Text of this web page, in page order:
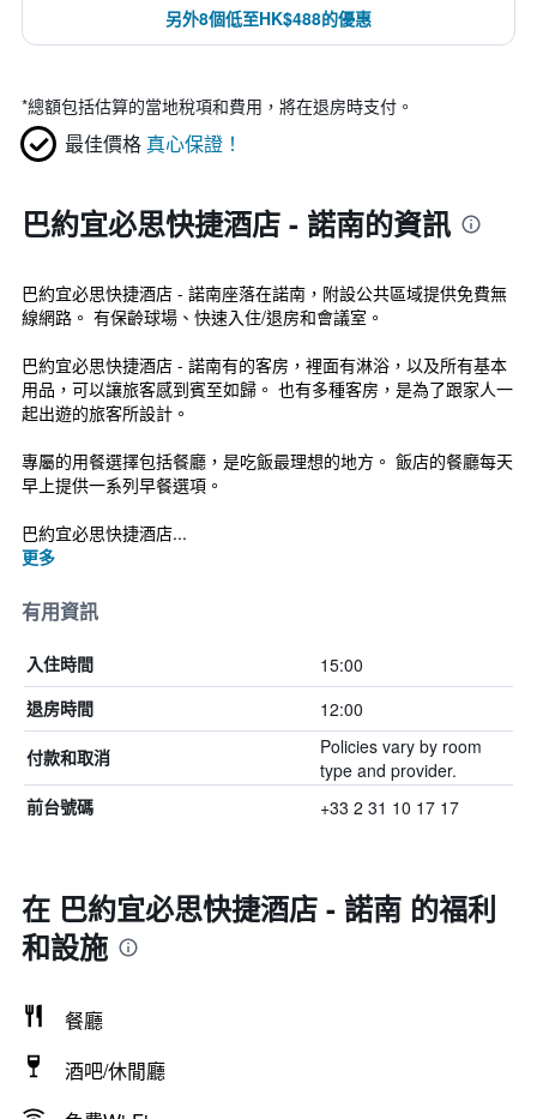
另外8個低至HK$488的優惠
*總額包括估算的當地稅項和費用，將在退房時支付。
最佳價格 真心保證！
巴約宜必思快捷酒店 - 諾南的資訊
巴約宜必思快捷酒店 - 諾南座落在諾南，附設公共區域提供免費無
線網路。 有保齡球場、快速入住/退房和會議室。
巴約宜必思快捷酒店 - 諾南有的客房，裡面有淋浴，以及所有基本
用品，可以讓旅客感到賓至如歸。 也有多種客房，是為了跟家人一
起出遊的旅客所設計。
專屬的用餐選擇包括餐廳，是吃飯最理想的地方。 飯店的餐廳每天
早上提供一系列早餐選項。
巴約宜必思快捷酒店...
更多
有用資訊
入住時間 15:00
退房時間 12:00
付款和取消
Policies vary by room
type and provider.
前台號碼 +33 2 31 10 17 17
在 巴約宜必思快捷酒店 - 諾南 的福利
和設施
餐廳
酒吧/休閒廳